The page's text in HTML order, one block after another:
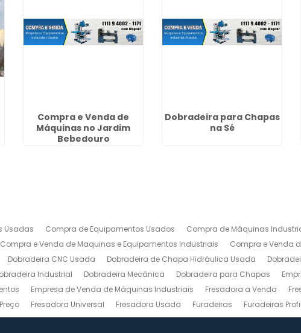
Compra e Venda de
Máquinas no Jardim
Bebedouro
Dobradeira para Chapas
na Sé
Usadas Compra de Equipamentos Usados Compra de Máquinas
Compra e Venda de Maquinas e Equipamentos Industriais Compra e Venda
Dobradeira CNC Usada Dobradeira de Chapa Hidráulica Usada
Industrial Dobradeira Mecânica Dobradeira para Chapas
Empresa de Venda de Máquinas Industriais Fresadora a Venda
Fresadora Universal Fresadora Usada Furadeiras Furadeiras
para Chapas de Aço Maquinas para Marcenaria Maquinas para